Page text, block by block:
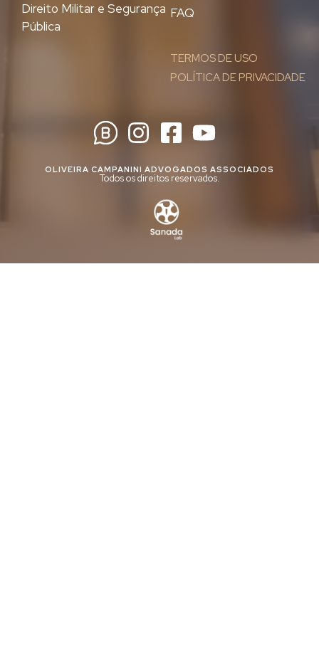
FAQ
TERMOS DE USO
POLÍTICA DE PRIVACIDADE
Direito Militar e Segurança
Pública
OLIVEIRA CAMPANINI ADVOGADOS ASSOCIADOS
Todos os direitos reservados.